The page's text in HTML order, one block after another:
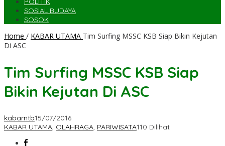
SOSIAL BUDAYA
SOSOK
Home / KABAR UTAMA Tim Surfing MSSC KSB Siap Bikin Kejutan
Di ASC
Tim Surfing MSSC KSB Siap
Bikin Kejutan Di ASC
kabarntb15/07/2016
KABAR UTAMA, OLAHRAGA, PARIWISATA110 Dilihat